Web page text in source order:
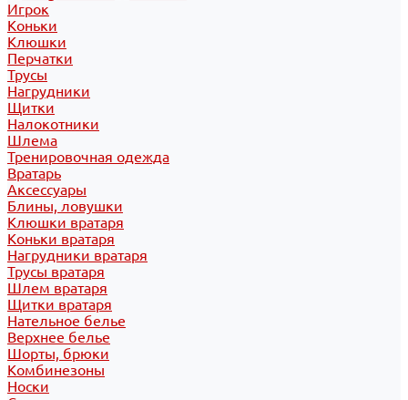
Игрок
Коньки
Клюшки
Перчатки
Трусы
Нагрудники
Щитки
Налокотники
Шлема
Тренировочная одежда
Вратарь
Аксессуары
Блины, ловушки
Клюшки вратаря
Коньки вратаря
Нагрудники вратаря
Трусы вратаря
Шлем вратаря
Щитки вратаря
Нательное белье
Верхнее белье
Шорты, брюки
Комбинезоны
Носки